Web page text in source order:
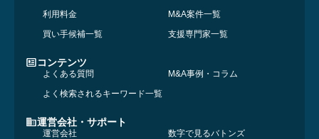
利用料金
M&A案件一覧
買い手候補一覧
支援専門家一覧
コンテンツ
よくある質問
M&A事例・コラム
よく検索されるキーワード一覧
運営会社・サポート
運営会社
数字で見るバトンズ